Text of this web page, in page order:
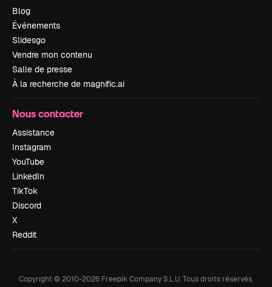
Blog
Événements
Slidesgo
Vendre mon contenu
Salle de presse
À la recherche de magnific.ai
Nous contacter
Assistance
Instagram
YouTube
LinkedIn
TikTok
Discord
X
Reddit
Copyright © 2010-2026 Freepik Company S.L.U.Tous droits réservés.